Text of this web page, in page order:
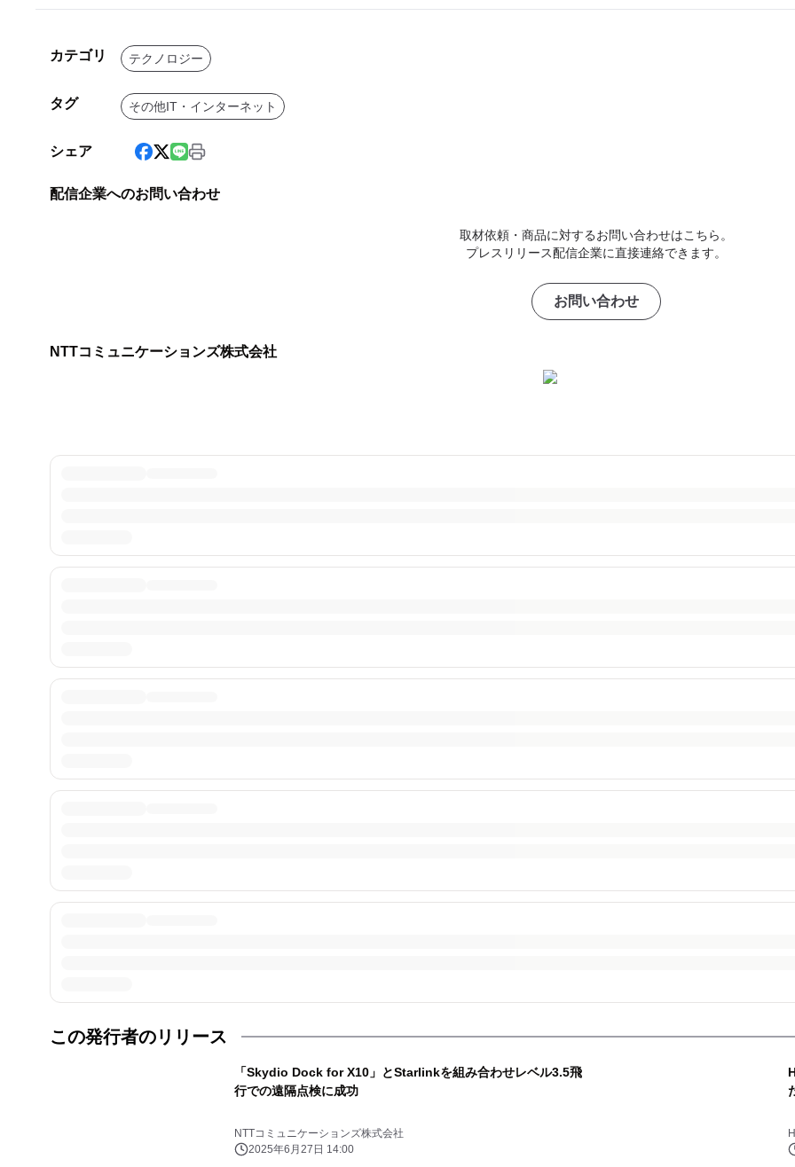
カテゴリ テクノロジー
タグ その他IT・インターネット
シェア
配信企業へのお問い合わせ
取材依頼・商品に対するお問い合わせはこちら。
プレスリリース配信企業に直接連絡できます。
お問い合わせ
NTTコミュニケーションズ株式会社
この発行者のリリース
「Skydio Dock for X10」とStarlinkを組み合わせレベル3.5飛
行での遠隔点検に成功
NTTコミュニケーションズ株式会社
2025年6月27日 14:00